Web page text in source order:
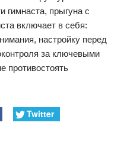
гимнаста, прыгуна с
включает в себя:
настройку перед
за ключевыми
противостоять
Twitter